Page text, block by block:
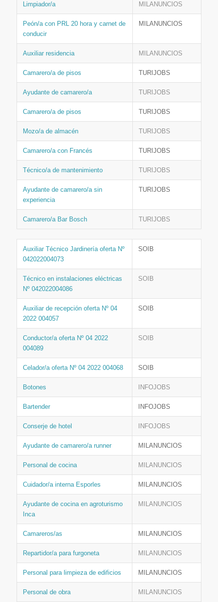
Limpiador/a MILANUNCIOS
Peón/a con PRL 20 hora y carnet de
conducir
MILANUNCIOS
Auxiliar residencia MILANUNCIOS
Camarero/a de pisos TURIJOBS
Ayudante de camarero/a TURIJOBS
Camarero/a de pisos TURIJOBS
Mozo/a de almacén TURIJOBS
Camarero/a con Francés TURIJOBS
Técnico/a de mantenimiento TURIJOBS
Ayudante de camarero/a sin
experiencia
TURIJOBS
Camarero/a Bar Bosch TURIJOBS
Auxiliar Técnico Jardinería oferta Nº
042022004073
SOIB
Técnico en instalaciones eléctricas
Nº 042022004086
SOIB
Auxiliar de recepción oferta Nº 04
2022 004057
SOIB
Conductor/a oferta Nº 04 2022
004089
SOIB
Celador/a oferta Nº 04 2022 004068 SOIB
Botones INFOJOBS
Bartender INFOJOBS
Conserje de hotel INFOJOBS
Ayudante de camarero/a runner MILANUNCIOS
Personal de cocina MILANUNCIOS
Cuidador/a interna Esporles MILANUNCIOS
Ayudante de cocina en agroturismo
Inca
MILANUNCIOS
Camareros/as MILANUNCIOS
Repartidor/a para furgoneta MILANUNCIOS
Personal para limpieza de edificios MILANUNCIOS
Personal de obra MILANUNCIOS